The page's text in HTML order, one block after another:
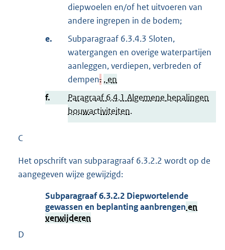
diepwoelen en/of het uitvoeren van
andere ingrepen in de bodem;
e.
Subparagraaf 6.3.4.3 Sloten,
watergangen en overige waterpartijen
aanleggen, verdiepen, verbreden of
dempen. , en
f.
Paragraaf 6.4.1 Algemene bepalingen
bouwactiviteiten.
C
Het opschrift van subparagraaf 6.3.2.2 wordt op de
aangegeven wijze gewijzigd:
Subparagraaf6.3.2.2 Diepwortelende
gewassen en beplanting aanbrengen en
verwijderen
D